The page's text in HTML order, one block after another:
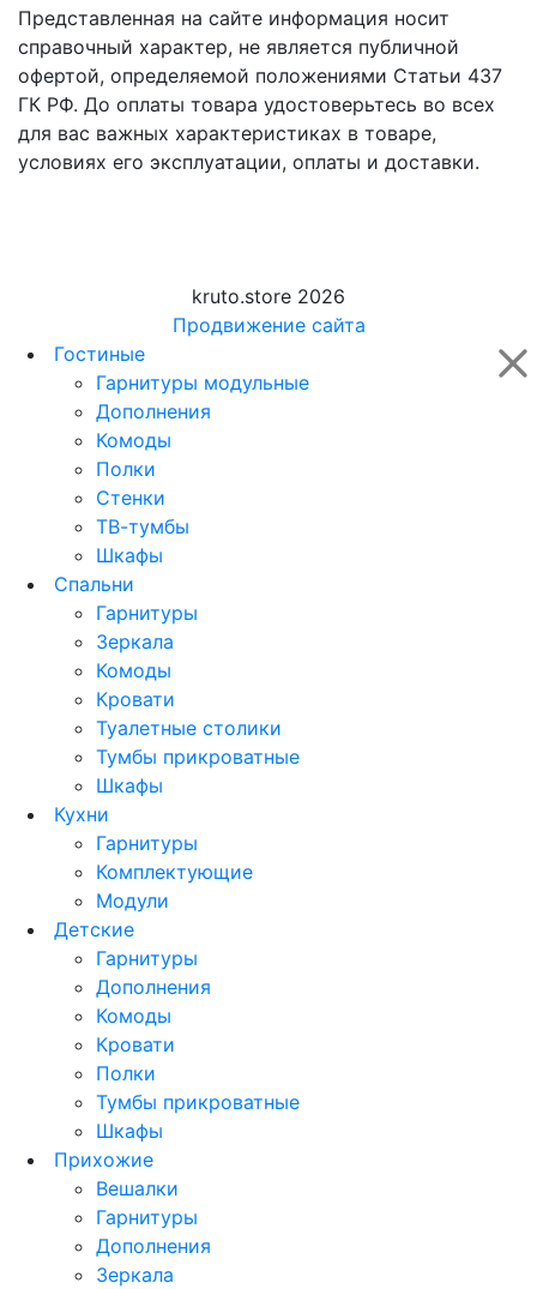
Представленная на сайте информация носит
справочный характер, не является публичной
офертой, определяемой положениями Статьи 437
ГК РФ. До оплаты товара удостоверьтесь во всех
для вас важных характеристиках в товаре,
условиях его эксплуатации, оплаты и доставки.
kruto.store 2026
Продвижение сайта
Гостиные
Гарнитуры модульные
Дополнения
Комоды
Полки
Стенки
ТВ-тумбы
Шкафы
Спальни
Гарнитуры
Зеркала
Комоды
Кровати
Туалетные столики
Тумбы прикроватные
Шкафы
Кухни
Гарнитуры
Комплектующие
Модули
Детские
Гарнитуры
Дополнения
Комоды
Кровати
Полки
Тумбы прикроватные
Шкафы
Прихожие
Вешалки
Гарнитуры
Дополнения
Зеркала